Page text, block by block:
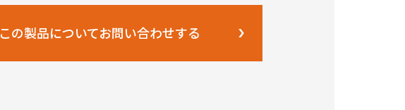
この製品についてお問い合わせする